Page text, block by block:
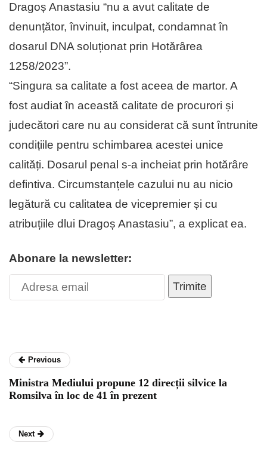
Dragoș Anastasiu “nu a avut calitate de
denunțător, învinuit, inculpat, condamnat în
dosarul DNA soluționat prin Hotărârea
1258/2023”.
“Singura sa calitate a fost aceea de martor. A
fost audiat în această calitate de procurori și
judecători care nu au considerat că sunt întrunite
condițiile pentru schimbarea acestei unice
calități. Dosarul penal s-a incheiat prin hotărâre
defintiva. Circumstanțele cazului nu au nicio
legătură cu calitatea de vicepremier și cu
atribuțiile dlui Dragoș Anastasiu”, a explicat ea.
Abonare la newsletter:
Trimite
Previous
Ministra Mediului propune 12 direcții silvice la
Romsilva în loc de 41 în prezent
Next